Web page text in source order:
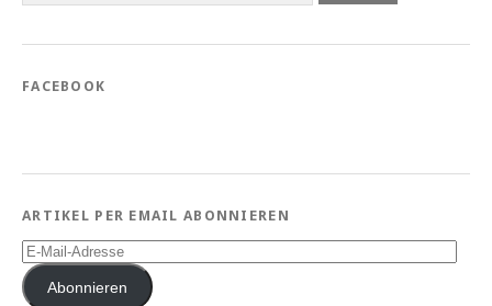
FACEBOOK
ARTIKEL PER EMAIL ABONNIEREN
E-
Mail-
AdresseAbonnieren